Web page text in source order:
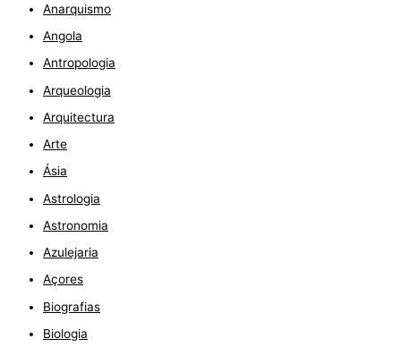
Anarquismo
Angola
Antropologia
Arqueologia
Arquitectura
Arte
Ásia
Astrologia
Astronomia
Azulejaria
Açores
Biografias
Biologia